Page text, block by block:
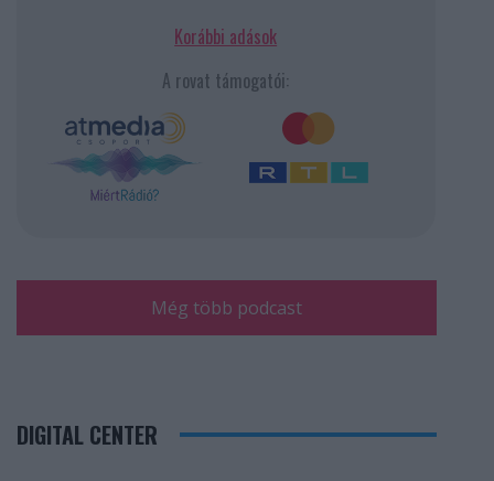
Korábbi adások
A rovat támogatói:
Még több podcast
DIGITAL CENTER